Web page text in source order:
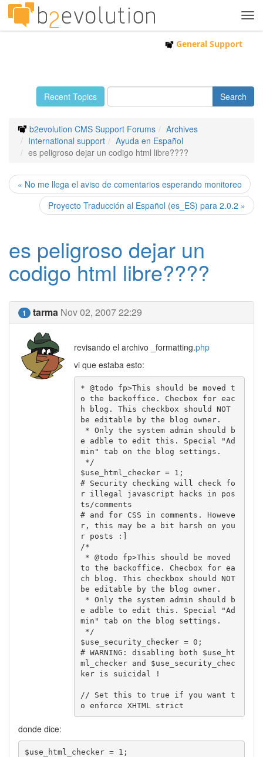
General Support
Recent Topics
b2evolution CMS Support Forums
Archives
International support
Ayuda en Español
es peligroso dejar un codigo html libre????
« No me llega el aviso de comentarios esperando monitoreo
Proyecto Traducción al Español (es_ES) para 2.0.2 »
es peligroso dejar un
codigo html libre????
1 tarma Nov 02, 2007 22:29
revisando el archivo _formatting.php
vi que estaba esto:
* @todo fp>This should be moved t
o the backoffice. Checbox for eac
h blog. This checkbox should NOT
be editable by the blog owner.
e adble to edit this. Special "Ad
min" tab on the blog settings.
$use_html_checker = 1;
# Security checking will check fo
r illegal javascript hacks in pos
ts/comments
# and for CSS in comments. Howeve
r, this may be a bit harsh on you
r posts :]
/*
to the backoffice. Checbox for ea
ch blog. This checkbox should NOT
be editable by the blog owner.
e adble to edit this. Special "Ad
min" tab on the blog settings.
$use_security_checker = 0;
# WARNING: disabling both $use_ht
ml_checker and $use_security_chec
ker is suicidal !
// Set this to true if you want t
o enforce XHTML strict
donde dice:
$use_html_checker = 1;